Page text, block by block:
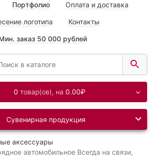
Портфолио Оплата и доставка
логотипа Контакты
заказ 50 000 рублей
0 товар(ов), на 0.00₽
Сувенирная продукция
аксессуары
автомобильное Всегда на связи,